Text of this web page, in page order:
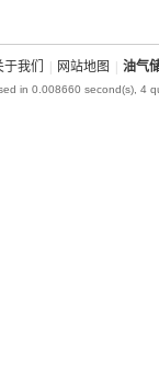
于我们 网站地图 油气
in 0.008660 second(s), 4